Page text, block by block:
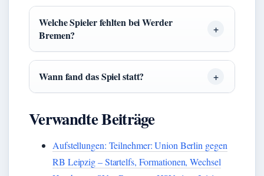
Welche Spieler fehlten bei Werder
Bremen?
Wann fand das Spiel statt?
Verwandte Beiträge
Aufstellungen: Teilnehmer: Union Berlin gegen
RB Leipzig – Startelfs, Formationen, Wechsel